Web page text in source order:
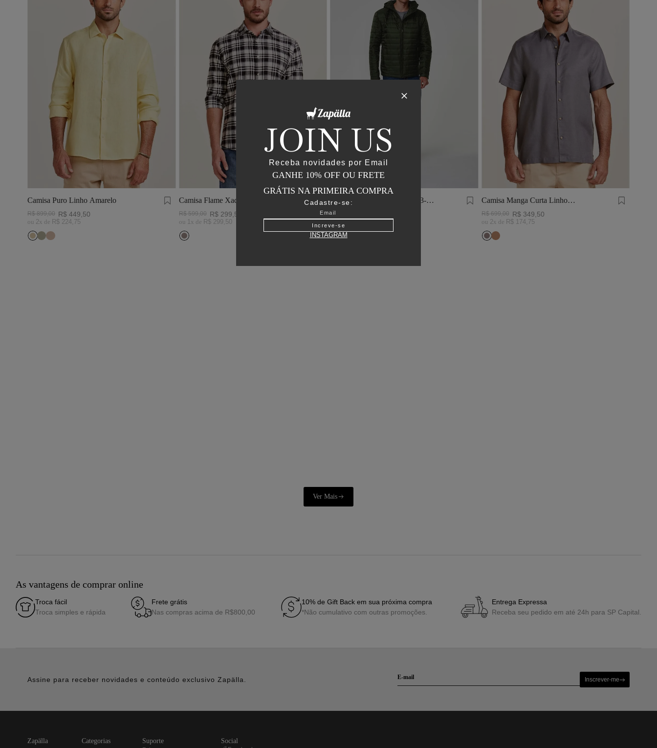
Camisa Puro Linho Amarelo
R$ 899,00 R$ 449 50
ou 2x de R$ 224 75
Camisa Flame Xadrez - I23-
R$ 599,00 R$ 299 50
ou x de R$ 299 50
Jaqueta Matelasse Capuz - I23-
Verde Oliva
R$
ou6x deR$ 241,25
Camisa Manga Curta Linho
R$ 699,00 R$ 349 50
ou 2x de R$ 174, 75
As vantagens de comprar online
Troca fácil
Troca simples e rápida
Frete grátis
Nas compras acima de R$800,00
10% de Gift Back em sua próxima compra
*Não cumulativo com outras promoções.
Entrega Expressa
Receba seu pedido em até 24h para SP Capital.
Assine para receber novidades e conteúdo exclusivo Zapälla. Inscrever-me
zapälla categorias suporte social
JOIN US
Receba novidades por Email
GANHE 10% OFF OU FRETE
GRÁTIS NA PRIMEIRA COMPRA
Cadastre-se:
Increve-se
INSTAGRAM